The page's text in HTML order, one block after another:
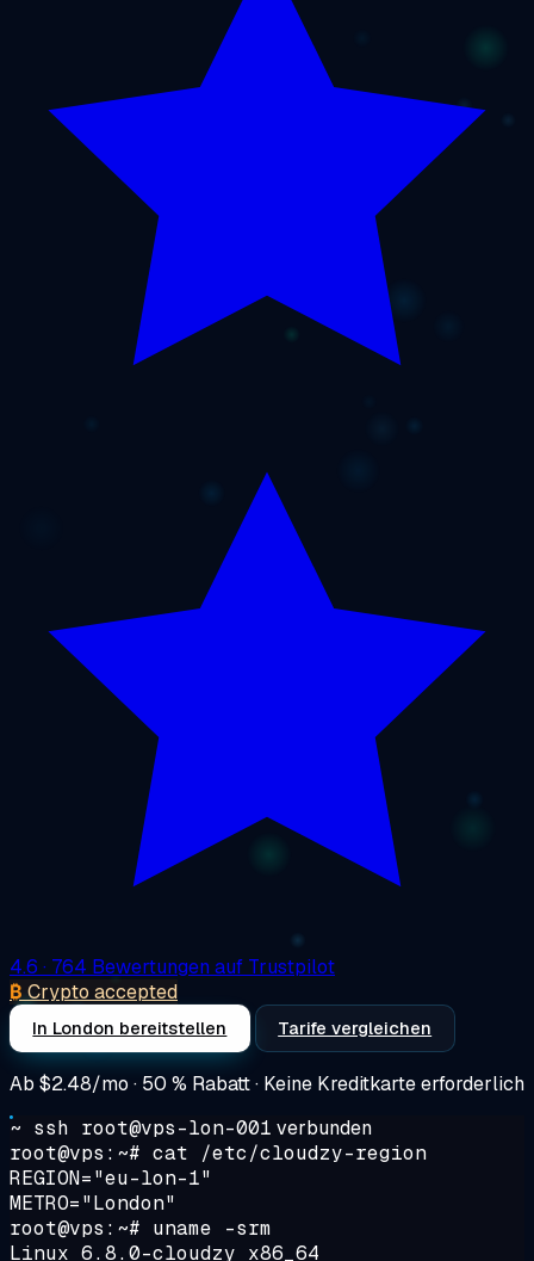
4.6 · 764 Bewertungen auf Trustpilot
₿ Crypto accepted
In London bereitstellen Tarife vergleichen
Ab $2.48/mo · 50 % Rabatt · Keine Kreditkarte erforderlich
~ ssh root@vps-lon-001 verbunden
root@vps:~# cat /etc/cloudzy-region
REGION="eu-lon-1"
METRO="London"
root@vps:~# uname -srm
Linux 6.8.0-cloudzy x86_64